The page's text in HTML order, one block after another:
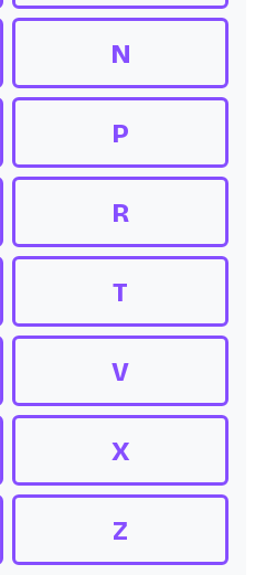
N
P
R
T
V
X
Z